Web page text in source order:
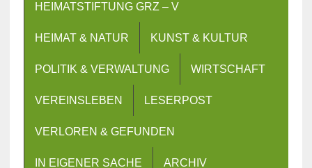
HEIMATSTIFTUNG GRZ – V
HEIMAT & NATUR KUNST & KULTUR
POLITIK & VERWALTUNG WIRTSCHAFT
VEREINSLEBEN LESERPOST
VERLOREN & GEFUNDEN
IN EIGENER SACHE ARCHIV